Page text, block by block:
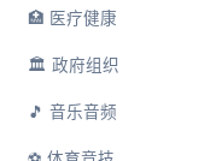
🏥 医疗健康
🏛️ 政府组织
🎵 音乐音频